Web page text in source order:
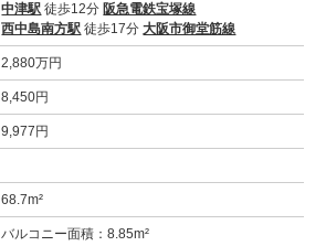
中津駅 徒歩12分 阪急電鉄宝塚線
西中島南方駅 徒歩17分大阪市御堂筋線
2,880万円
8,450円
9,977円
68.7m²
バルコニー面積：8.85m²